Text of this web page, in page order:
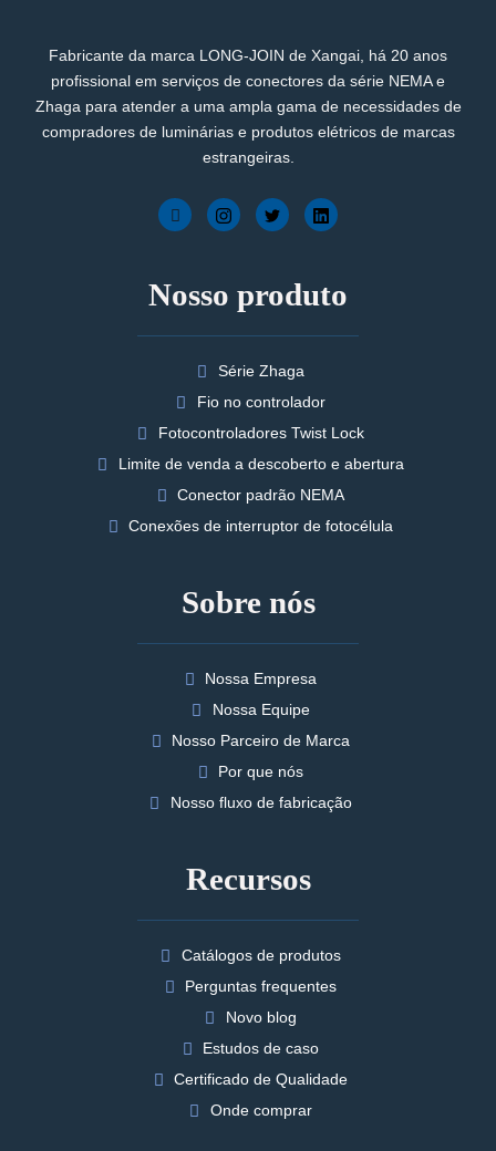
Fabricante da marca LONG-JOIN de Xangai, há 20 anos
profissional em serviços de conectores da série NEMA e
Zhaga para atender a uma ampla gama de necessidades de
compradores de luminárias e produtos elétricos de marcas
estrangeiras.
Nosso produto
Série Zhaga
Fio no controlador
Fotocontroladores Twist Lock
Limite de venda a descoberto e abertura
Conector padrão NEMA
Conexões de interruptor de fotocélula
Sobre nós
Nossa Empresa
Nossa Equipe
Nosso Parceiro de Marca
Por que nós
Nosso fluxo de fabricação
Recursos
Catálogos de produtos
Perguntas frequentes
Novo blog
Estudos de caso
Certificado de Qualidade
Onde comprar